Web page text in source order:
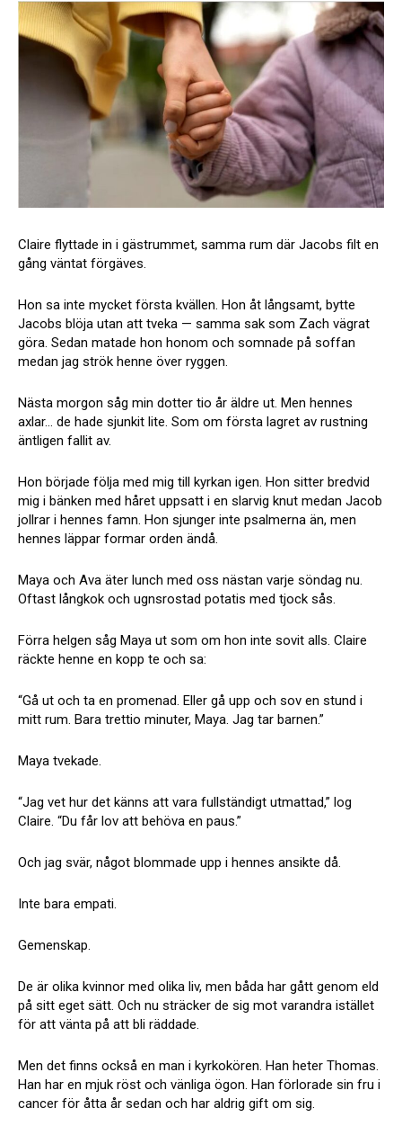
Claire flyttade in i gästrummet, samma rum där Jacobs filt en
gång väntat förgäves.
Hon sa inte mycket första kvällen. Hon åt långsamt, bytte
Jacobs blöja utan att tveka — samma sak som Zach vägrat
göra. Sedan matade hon honom och somnade på soffan
medan jag strök henne över ryggen.
Nästa morgon såg min dotter tio år äldre ut. Men hennes
axlar… de hade sjunkit lite. Som om första lagret av rustning
äntligen fallit av.
Hon började följa med mig till kyrkan igen. Hon sitter bredvid
mig i bänken med håret uppsatt i en slarvig knut medan Jacob
jollrar i hennes famn. Hon sjunger inte psalmerna än, men
hennes läppar formar orden ändå.
Maya och Ava äter lunch med oss nästan varje söndag nu.
Oftast långkok och ugnsrostad potatis med tjock sås.
Förra helgen såg Maya ut som om hon inte sovit alls. Claire
räckte henne en kopp te och sa:
“Gå ut och ta en promenad. Eller gå upp och sov en stund i
mitt rum. Bara trettio minuter, Maya. Jag tar barnen.”
Maya tvekade.
“Jag vet hur det känns att vara fullständigt utmattad,” log
Claire. “Du får lov att behöva en paus.”
Och jag svär, något blommade upp i hennes ansikte då.
Inte bara empati.
Gemenskap.
De är olika kvinnor med olika liv, men båda har gått genom eld
på sitt eget sätt. Och nu sträcker de sig mot varandra istället
för att vänta på att bli räddade.
Men det finns också en man i kyrkokören. Han heter Thomas.
Han har en mjuk röst och vänliga ögon. Han förlorade sin fru i
cancer för åtta år sedan och har aldrig gift om sig.